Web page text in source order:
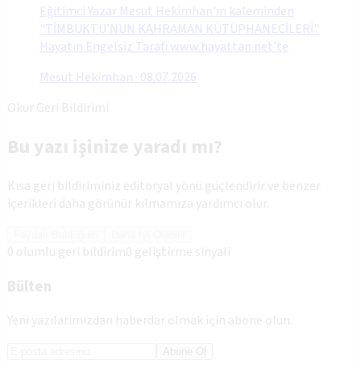
Eğitimci Yazar Mesut Hekimhan'ın kaleminden
"TİMBUKTU’NUN KAHRAMAN KÜTÜPHANECİLERİ"
Hayatın Engelsiz Tarafı www.hayattan.net’te
Mesut Hekimhan · 08.07.2026
Okur Geri Bildirimi
Bu yazı işinize yaradı mı?
Kısa geri bildiriminiz editoryal yönü güçlendirir ve benzer
içerikleri daha görünür kılmamıza yardımcı olur.
0 olumlu geri bildirim0 geliştirme sinyali
Bülten
Yeni yazılarımızdan haberdar olmak için abone olun.
Abone Ol